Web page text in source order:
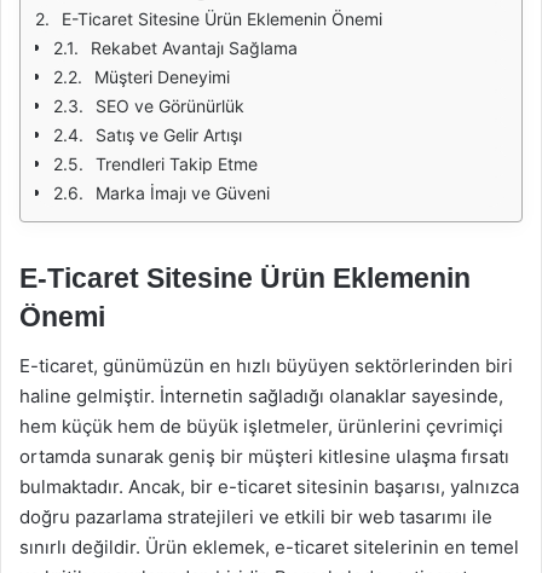
E-Ticaret Sitesine Ürün Eklemenin Önemi
Rekabet Avantajı Sağlama
Müşteri Deneyimi
SEO ve Görünürlük
Satış ve Gelir Artışı
Trendleri Takip Etme
Marka İmajı ve Güveni
E-Ticaret Sitesine Ürün Eklemenin
Önemi
E-ticaret, günümüzün en hızlı büyüyen sektörlerinden biri
haline gelmiştir. İnternetin sağladığı olanaklar sayesinde,
hem küçük hem de büyük işletmeler, ürünlerini çevrimiçi
ortamda sunarak geniş bir müşteri kitlesine ulaşma fırsatı
bulmaktadır. Ancak, bir e-ticaret sitesinin başarısı, yalnızca
doğru pazarlama stratejileri ve etkili bir web tasarımı ile
sınırlı değildir. Ürün eklemek, e-ticaret sitelerinin en temel